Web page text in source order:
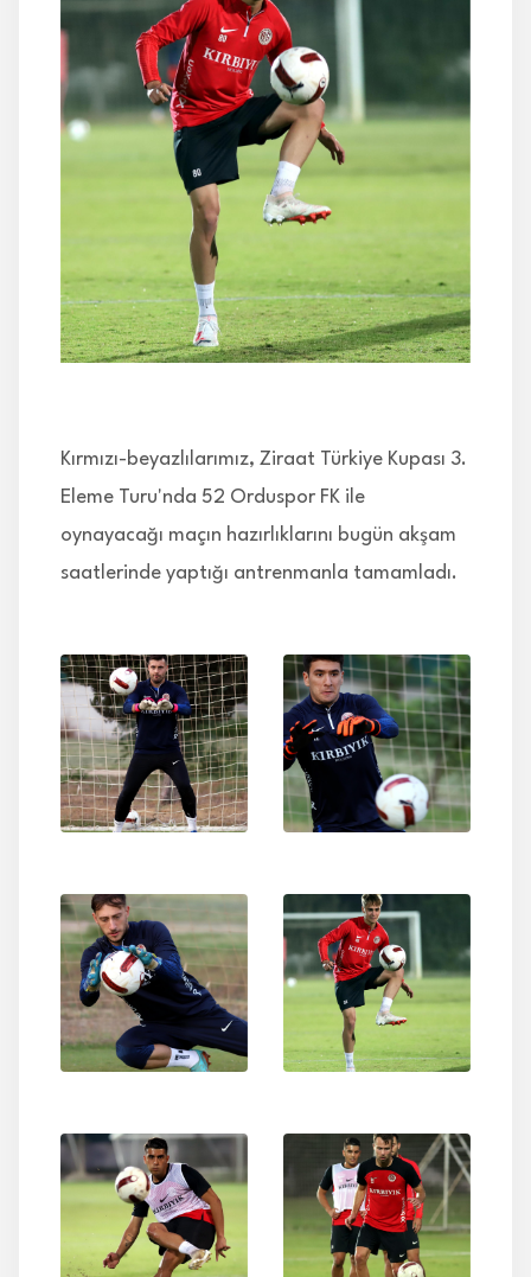
Kırmızı-beyazlılarımız, Ziraat Türkiye Kupası 3.
Eleme Turu'nda 52 Orduspor FK ile
oynayacağı maçın hazırlıklarını bugün akşam
saatlerinde yaptığı antrenmanla tamamladı.